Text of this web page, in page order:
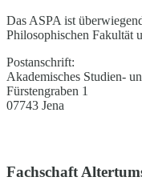
Das ASPA ist
Philosophischen Fakultät
Postanschrift:
Akademisches Studien-
Fürstengraben 1
07743 Jena
Fachschaft